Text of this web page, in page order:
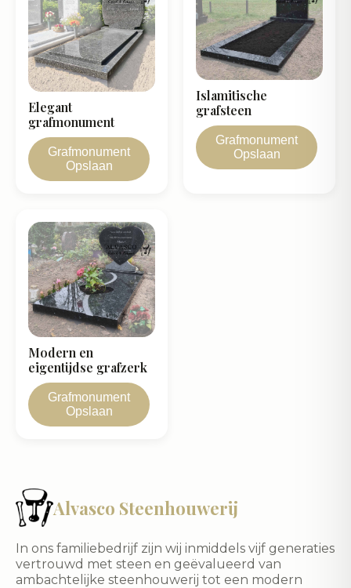
Grafmonument
Opslaan
Elegant
grafmonument
Grafmonument
Opslaan
Islamitische
grafsteen
Grafmonument
Opslaan
Modern en
eigentijdse grafzerk
Alvasco Steenhouwerij
In ons familiebedrijf zijn wij inmiddels vijf generaties
vertrouwd met steen en geëvalueerd van
ambachtelijke steenhouwerij tot een modern